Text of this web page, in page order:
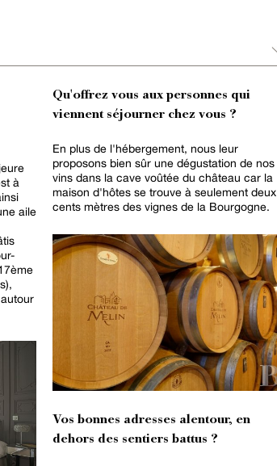
à
aile
Qu'offrez vous aux personnes qui
viennent séjourner chez vous ?
En plus de l'hébergement, nous leur
proposons bien sûr une dégustation de nos
vins dans la cave voûtée du château car la
maison d'hôtes se trouve à seulement deux
cents mètres des vignes de la Bourgogne.
Vos bonnes adresses alentour, en
dehors des sentiers battus ?